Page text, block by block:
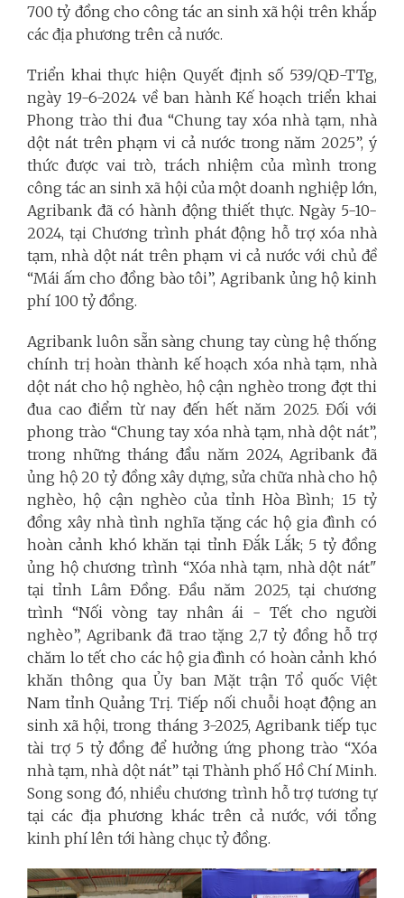
700 tỷ đồng cho công tác an sinh xã hội trên khắp
các địa phương trên cả nước.
Triển khai thực hiện Quyết định số 539/QĐ-TTg,
ngày 19-6-2024 về ban hành Kế hoạch triển khai
Phong trào thi đua “Chung tay xóa nhà tạm, nhà
dột nát trên phạm vi cả nước trong năm 2025”, ý
thức được vai trò, trách nhiệm của mình trong
công tác an sinh xã hội của một doanh nghiệp lớn,
Agribank đã có hành động thiết thực. Ngày 5-10-
2024, tại Chương trình phát động hỗ trợ xóa nhà
tạm, nhà dột nát trên phạm vi cả nước với chủ đề
“Mái ấm cho đồng bào tôi”, Agribank ủng hộ kinh
phí 100 tỷ đồng.
Agribank luôn sẵn sàng chung tay cùng hệ thống
chính trị hoàn thành kế hoạch xóa nhà tạm, nhà
dột nát cho hộ nghèo, hộ cận nghèo trong đợt thi
đua cao điểm từ nay đến hết năm 2025. Đối với
phong trào “Chung tay xóa nhà tạm, nhà dột nát”,
trong những tháng đầu năm 2024, Agribank đã
ủng hộ 20 tỷ đồng xây dựng, sửa chữa nhà cho hộ
nghèo, hộ cận nghèo của tỉnh Hòa Bình; 15 tỷ
đồng xây nhà tình nghĩa tặng các hộ gia đình có
hoàn cảnh khó khăn tại tỉnh Đắk Lắk; 5 tỷ đồng
ủng hộ chương trình “Xóa nhà tạm, nhà dột nát"
tại tỉnh Lâm Đồng. Đầu năm 2025, tại chương
trình “Nối vòng tay nhân ái - Tết cho người
nghèo”, Agribank đã trao tặng 2,7 tỷ đồng hỗ trợ
chăm lo tết cho các hộ gia đình có hoàn cảnh khó
khăn thông qua Ủy ban Mặt trận Tổ quốc Việt
Nam tỉnh Quảng Trị. Tiếp nối chuỗi hoạt động an
sinh xã hội, trong tháng 3-2025, Agribank tiếp tục
tài trợ 5 tỷ đồng để hưởng ứng phong trào “Xóa
nhà tạm, nhà dột nát” tại Thành phố Hồ Chí Minh.
Song song đó, nhiều chương trình hỗ trợ tương tự
tại các địa phương khác trên cả nước, với tổng
kinh phí lên tới hàng chục tỷ đồng.